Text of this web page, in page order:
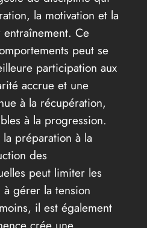
la motivation et la
entraînement. Ce
peut se
participation aux
accrue et une
à la récupération,
à la progression.
préparation à la
des
peut limiter les
gérer la tension
il est également